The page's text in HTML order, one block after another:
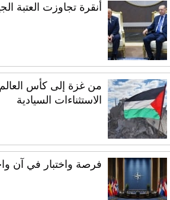
أنقرة تجاوزت العتبة
من غزة إلى كأس
الاستثناءات السيادية
فرصة واختبار في آن